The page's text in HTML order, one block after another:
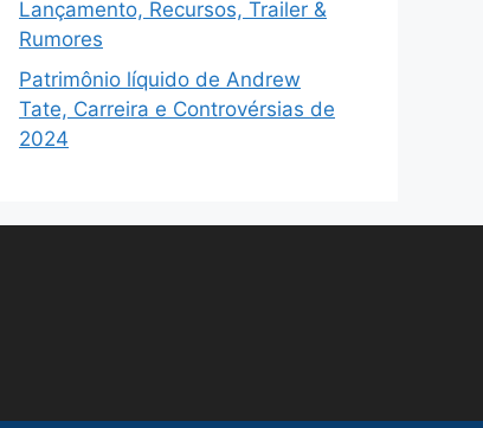
Lançamento, Recursos, Trailer &
Rumores
Patrimônio líquido de Andrew
Tate, Carreira e Controvérsias de
2024